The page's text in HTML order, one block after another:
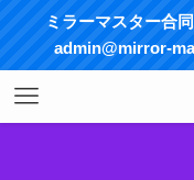
ミラーマスター合
admin@mirror-